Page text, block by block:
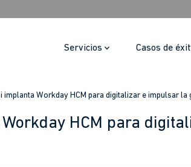
Servicios Casos de
implanta Workday HCM para digitalizar e impulsar la
HCM para